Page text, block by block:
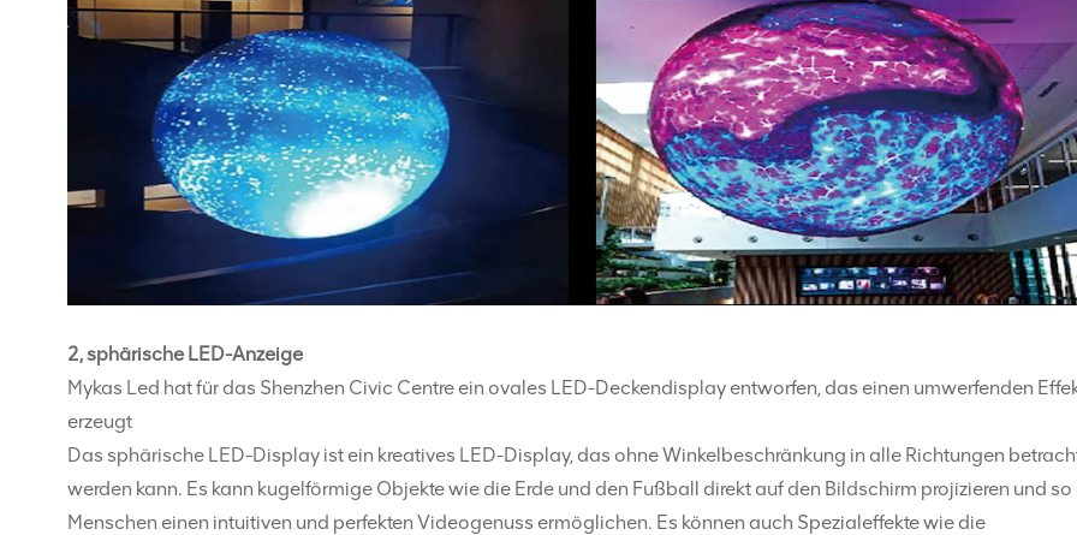
2, sphärische LED-Anzeige
Mykas Led hat für das Shenzhen Civic Centre ein ovales LED-Deckendisplay entworfen, das einen umwerfenden
erzeugt
Das sphärische LED-Display ist ein kreatives LED-Display, das ohne Winkelbeschränkung in alle Richtungen
werden kann. Es kann kugelförmige Objekte wie die Erde und den Fußball direkt auf den Bildschirm projizieren und so
Menschen einen intuitiven und perfekten Videogenuss ermöglichen. Es können auch Spezialeffekte wie die